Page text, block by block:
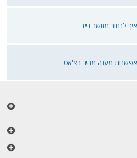
איך לבחור מחשב נייד
אפשרות מענה מהיר בצ'אט